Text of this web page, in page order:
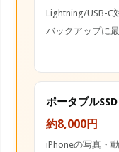
Lightning/USB-C
バックアップに
ポータブル
約8,000円
iPhoneの写真・